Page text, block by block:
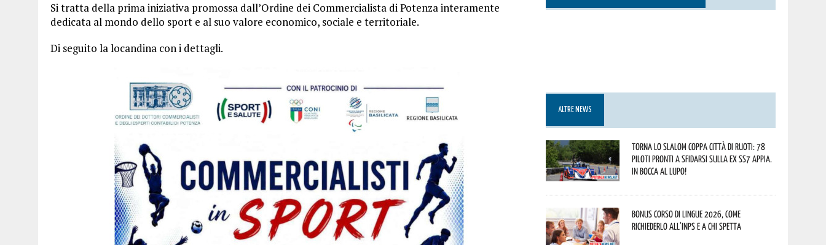
Si tratta della prima iniziativa promossa dall’Ordine dei Commercialista di Potenza interamente
dedicata al mondo dello sport e al suo valore economico, sociale e territoriale.
Di seguito la locandina con i dettagli.
ALTRE NEWS
Torna lo Slalom Coppa Città di Ruoti: 78
piloti pronti a sfidarsi sulla ex SS7 Appia.
In bocca al lupo!
Bonus corso di lingue 2026, come
richiederlo all’INPS e a chi spetta